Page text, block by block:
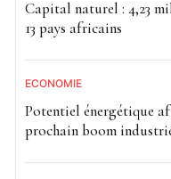
Capital naturel : 4,23
13 pays africains
ECONOMIE
Potentiel énergétique
prochain boom